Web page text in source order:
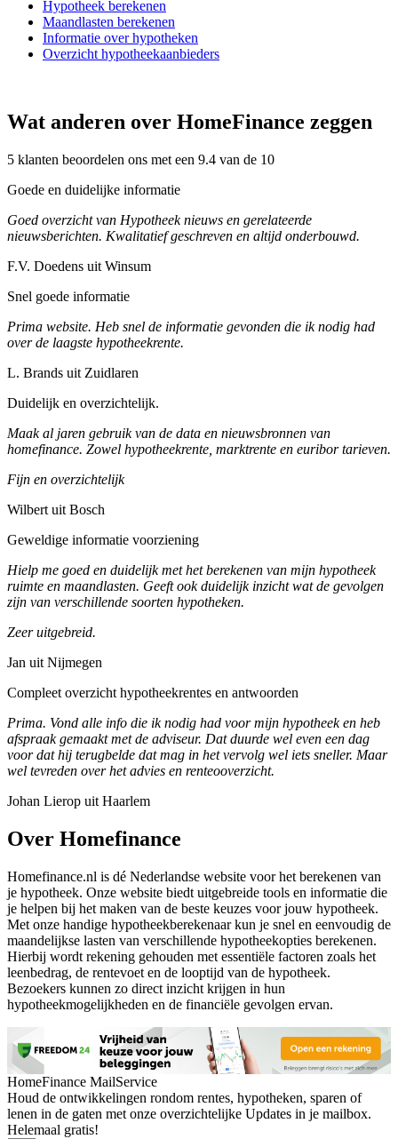
Hypotheek berekenen
Maandlasten berekenen
Informatie over hypotheken
Overzicht hypotheekaanbieders
Wat anderen over HomeFinance zeggen
5 klanten beoordelen ons met een 9.4 van de 10
Goede en duidelijke informatie
Goed overzicht van Hypotheek nieuws en gerelateerde
nieuwsberichten. Kwalitatief geschreven en altijd onderbouwd.
F.V. Doedens uit Winsum
Snel goede informatie
Prima website. Heb snel de informatie gevonden die ik nodig had
over de laagste hypotheekrente.
L. Brands uit Zuidlaren
Duidelijk en overzichtelijk.
Maak al jaren gebruik van de data en nieuwsbronnen van
homefinance. Zowel hypotheekrente, marktrente en euribor tarieven.
Fijn en overzichtelijk
Wilbert uit Bosch
Geweldige informatie voorziening
Hielp me goed en duidelijk met het berekenen van mijn hypotheek
ruimte en maandlasten. Geeft ook duidelijk inzicht wat de gevolgen
zijn van verschillende soorten hypotheken.
Zeer uitgebreid.
Jan uit Nijmegen
Compleet overzicht hypotheekrentes en antwoorden
Prima. Vond alle info die ik nodig had voor mijn hypotheek en heb
afspraak gemaakt met de adviseur. Dat duurde wel even een dag
voor dat hij terugbelde dat mag in het vervolg wel iets sneller. Maar
wel tevreden over het advies en renteooverzicht.
Johan Lierop uit Haarlem
Over Homefinance
Homefinance.nl is dé Nederlandse website voor het berekenen van
je hypotheek. Onze website biedt uitgebreide tools en informatie die
je helpen bij het maken van de beste keuzes voor jouw hypotheek.
Met onze handige hypotheekberekenaar kun je snel en eenvoudig de
maandelijkse lasten van verschillende hypotheekopties berekenen.
Hierbij wordt rekening gehouden met essentiële factoren zoals het
leenbedrag, de rentevoet en de looptijd van de hypotheek.
Bezoekers kunnen zo direct inzicht krijgen in hun
hypotheekmogelijkheden en de financiële gevolgen ervan.
HomeFinance MailService
Houd de ontwikkelingen rondom rentes, hypotheken, sparen of
lenen in de gaten met onze overzichtelijke Updates in je mailbox.
Helemaal gratis!